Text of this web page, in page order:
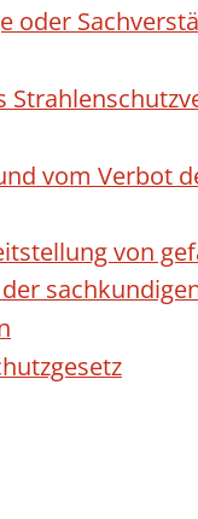
vom Verbot
von